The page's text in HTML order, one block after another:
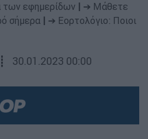
των εφημερίδων
➔ Μάθετε
σήμερα
➔ Εορτολόγιο: Ποιοι
30.01.2023 00:00